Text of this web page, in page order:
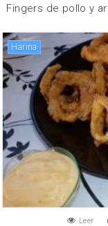
Fingers de pollo y
harina
Leer